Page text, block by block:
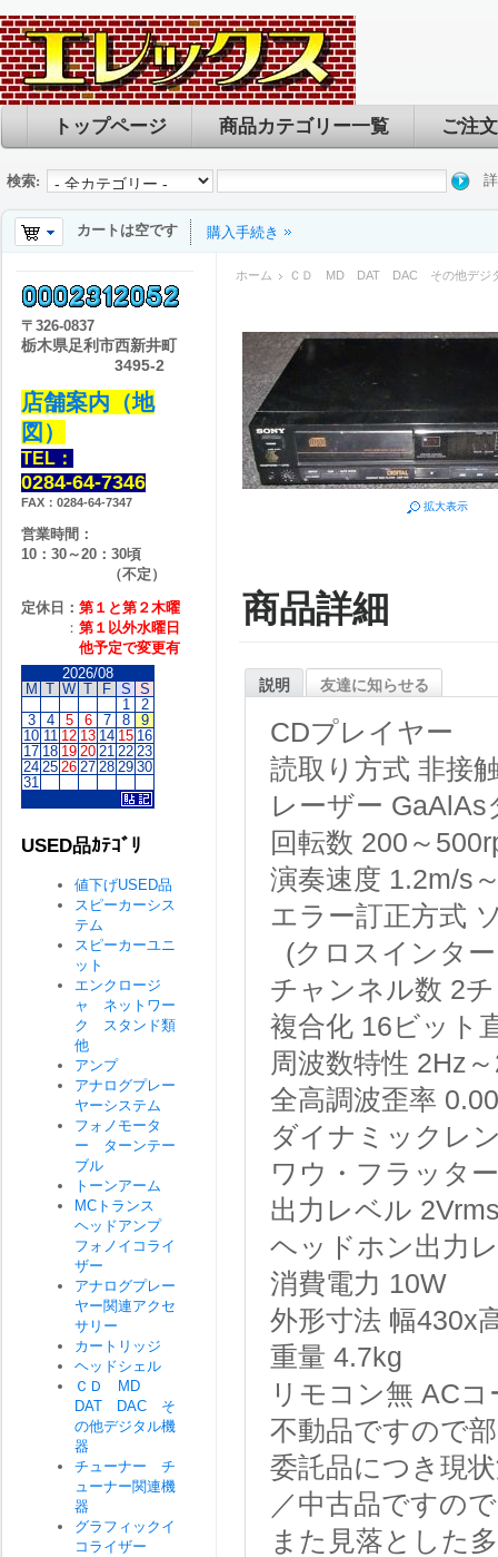
トップページ 商品カテゴリー一覧 ご注
検索:
カートは空です 購入手続き
ホーム ＣＤ MD DAT DAC その他デジ
拡大表示
商品詳細
説明 友達に知らせる
CDプレイヤー
読取り方式 非接
レーザー GaAlAs
回転数 200～
演奏速度 1.2m/s
エラー訂正方式
(クロスインタ
チャンネル数 2
複合化 16ビット
周波数特性 2Hz
全高調波歪率
ダイナミックレ
ワウ・フラッター
出力レベル
ヘッドホン出力
消費電力 10W
外形寸法 幅430x
重量 4.7kg
リモコン無 ACコ
不動品ですので
委託品につき現
／中古品ですの
また見落とした
〒 326-0837
栃木県足利市西新井町
3495-2
店舗案内（地
図）
TEL：
0284-64-7346
FAX：0284-64-7347
営業時間：
10：30～20：30頃
（不定）
定休日： 第１と第２木曜
： 第１以外水曜日
他予定で変更有
2026/08
M T W T F S S
1
2
3
4 5 6 7 8
9
10 11 12 13 14 15 16
17 18 19 20 21 22 23
24 25 26 27 28 29 30
31
USED品ｶﾃｺﾞﾘ
値下げUSED品
スピーカーシス
テム
スピーカーユニ
ット
エンクロージ
ャ ネットワー
ク スタンド類
他
アンプ
アナログプレー
ヤーシステム
フォノモータ
ー ターンテー
ブル
トーンアーム
MCトランス
ヘッドアンプ
フォノイコライ
ザー
アナログプレー
ヤー関連アクセ
サリー
カートリッジ
ヘッドシェル
ＣＤ MD
DAT DAC そ
の他デジタル機
器
チューナー チ
ューナー関連機
器
グラフィックイ
コライザー